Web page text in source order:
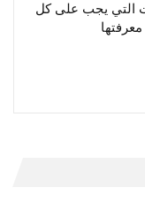
التي يجب على كل